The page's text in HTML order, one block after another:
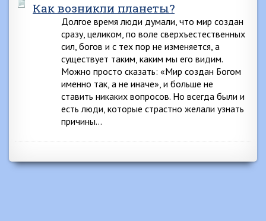
Как возникли планеты?
Долгое время люди думали, что мир создан
сразу, целиком, по воле сверхъестественных
сил, богов и с тех пор не изменяется, а
существует таким, каким мы его видим.
Можно просто сказать: «Мир создан Богом
именно так, а не иначе», и больше не
ставить никаких вопросов. Но всегда были и
есть люди, которые страстно желали узнать
причины…